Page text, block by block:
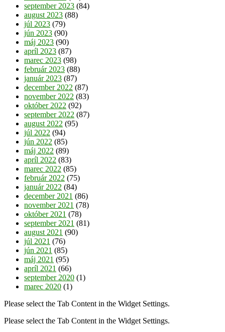
september 2023 (84)
august 2023 (88)
júl 2023 (79)
jún 2023 (90)
máj 2023 (90)
apríl 2023 (87)
marec 2023 (98)
február 2023 (88)
január 2023 (87)
december 2022 (87)
november 2022 (83)
október 2022 (92)
september 2022 (87)
august 2022 (95)
júl 2022 (94)
jún 2022 (85)
máj 2022 (89)
apríl 2022 (83)
marec 2022 (85)
február 2022 (75)
január 2022 (84)
december 2021 (86)
november 2021 (78)
október 2021 (78)
september 2021 (81)
august 2021 (90)
júl 2021 (76)
jún 2021 (85)
máj 2021 (95)
apríl 2021 (66)
september 2020 (1)
marec 2020 (1)
Please select the Tab Content in the Widget Settings.
Please select the Tab Content in the Widget Settings.